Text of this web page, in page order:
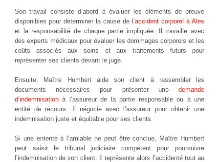
Son travail consiste d’abord à évaluer les éléments de preuve
disponibles pour déterminer la cause de l’accident corporel à Ales
et la responsabilité de chaque partie impliquée. Il travaille avec
des experts médicaux pour évaluer les dommages corporels et les
coûts associés aux soins et aux traitements futurs pour
représenter ses clients devant le juge.
Ensuite, Maître Humbert aide son client à rassembler les
documents nécessaires pour présenter une demande
d’indemnisation à l’assureur de la partie responsable ou à une
entité de recours. Il négocie avec l’assureur pour obtenir une
indemnisation juste et équitable pour ses clients.
Si une entente à l’amiable ne peut être conclue, Maître Humbert
peut saisir le tribunal judiciaire compétent pour poursuivre
l’indemnisation de son client. Il représente alors l’accidenté tout au